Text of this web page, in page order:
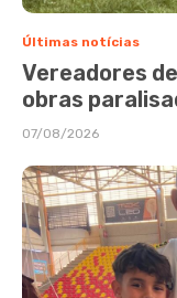
Últimas notícias
Vereadores
obras
07/08/2026